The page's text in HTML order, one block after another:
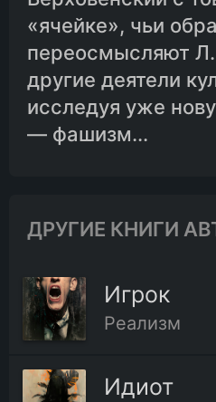
«ячейке», чьи
переосмысляют Л.
другие деятели
исследуя уже
— фашизм...
ДРУГИЕ КНИГИ
Игрок
Реализм
Идиот